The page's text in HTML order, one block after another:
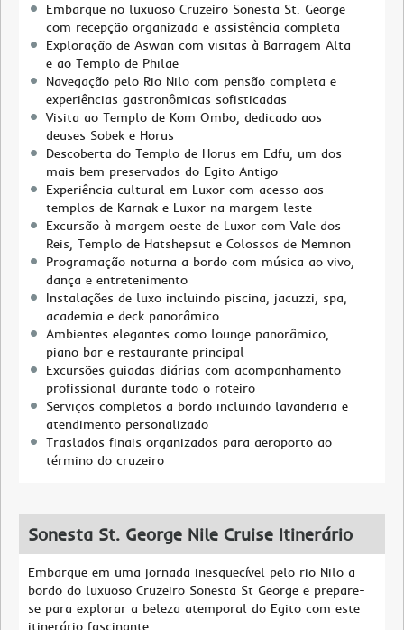
Embarque no luxuoso Cruzeiro Sonesta St. George
com recepção organizada e assistência completa
Exploração de Aswan com visitas à Barragem Alta
e ao Templo de Philae
Navegação pelo Rio Nilo com pensão completa e
experiências gastronômicas sofisticadas
Visita ao Templo de Kom Ombo, dedicado aos
deuses Sobek e Horus
Descoberta do Templo de Horus em Edfu, um dos
mais bem preservados do Egito Antigo
Experiência cultural em Luxor com acesso aos
templos de Karnak e Luxor na margem leste
Excursão à margem oeste de Luxor com Vale dos
Reis, Templo de Hatshepsut e Colossos de Memnon
Programação noturna a bordo com música ao vivo,
dança e entretenimento
Instalações de luxo incluindo piscina, jacuzzi, spa,
academia e deck panorâmico
Ambientes elegantes como lounge panorâmico,
piano bar e restaurante principal
Excursões guiadas diárias com acompanhamento
profissional durante todo o roteiro
Serviços completos a bordo incluindo lavanderia e
atendimento personalizado
Traslados finais organizados para aeroporto ao
término do cruzeiro
Sonesta St. George Nile Cruise Itinerário
Embarque em uma jornada inesquecível pelo rio Nilo a
bordo do luxuoso Cruzeiro Sonesta St George e prepare-
se para explorar a beleza atemporal do Egito com este
itinerário fascinante.